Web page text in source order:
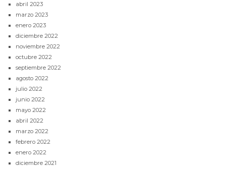
abril 2023
marzo 2023
enero 2023
diciembre 2022
noviembre 2022
octubre 2022
septiembre 2022
agosto 2022
julio 2022
junio 2022
mayo 2022
abril 2022
marzo 2022
febrero 2022
enero 2022
diciembre 2021